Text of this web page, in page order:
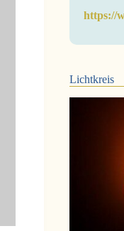
https://
Lichtkreis